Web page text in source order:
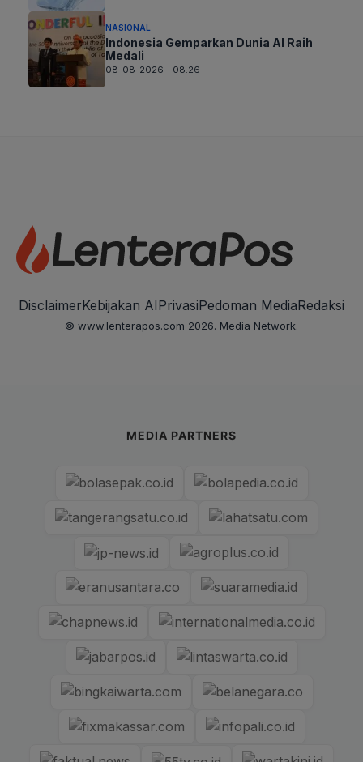
NASIONAL
Indonesia Gemparkan Dunia AI Raih
Medali
08-08-2026 - 08.26
DisclaimerKebijakan AIPrivasiPedoman MediaRedaksi
© www.lenterapos.com 2026. Media Network.
MEDIA PARTNERS